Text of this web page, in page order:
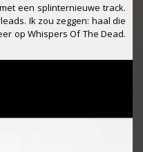
een splinternieuwe track.
Ik zou zeggen: haal die
op Whispers Of The Dead.